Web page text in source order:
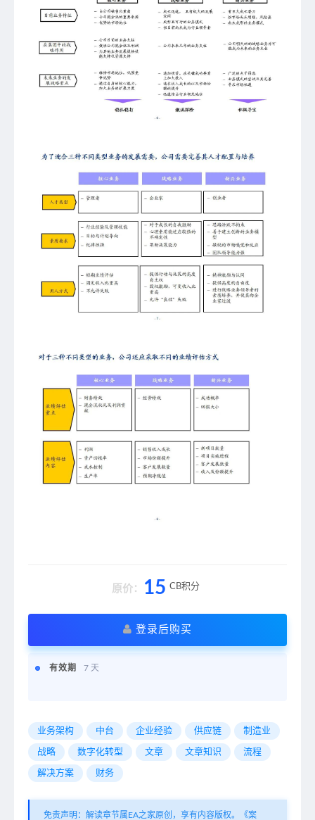
原价： 15 CB积分
登录后购买
有效期 7 天
业务架构 中台 企业经验 供应链 制造业
战略 数字化转型 文章 文章知识 流程
解决方案 财务
免责声明：解读章节属EA之家原创，享有内容版权。《案